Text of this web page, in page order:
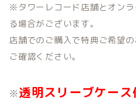
※タワーレコード店舗とオン
る場合がございます。
店舗でのご購入で特典ご希望
ご確認ください。
※透明スリーブケー